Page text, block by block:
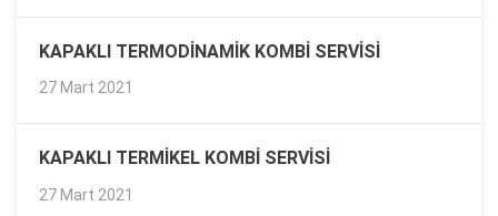
KAPAKLI TERMODINAMIK KOMBI SERVISI
27 Mart 2021
KAPAKLI TERMIKEL KOMBI SERVISI
27 Mart 2021